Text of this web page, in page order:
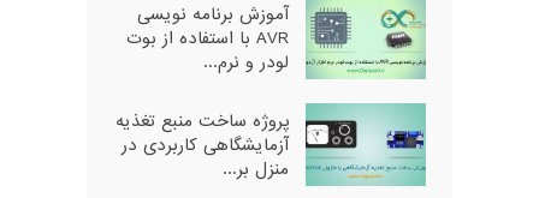
آموزش برنامه نویسی
AVR با استفاده از بوت
لودر و نرم...
پروژه ساخت منبع تغذیه
آزمایشگاهی کاربردی در
منزل بر...